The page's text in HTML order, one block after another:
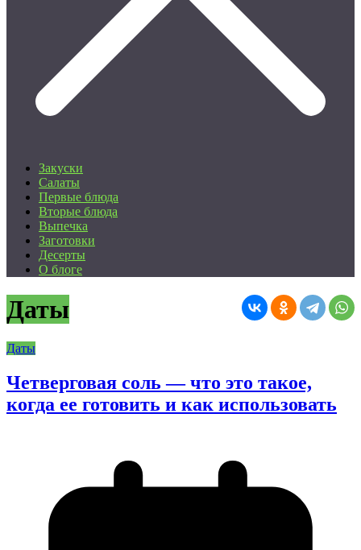
Закуски
Салаты
Первые блюда
Вторые блюда
Выпечка
Заготовки
Десерты
О блоге
Даты
Даты
Четверговая соль — что это такое,
когда ее готовить и как использовать